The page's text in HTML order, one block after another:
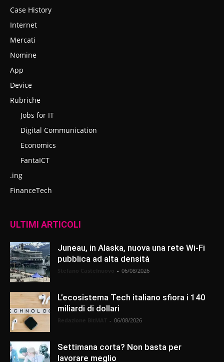
Case History
Internet
Mercati
Nomine
App
Device
Rubriche
Jobs for IT
Digital Communication
Economics
FantaICT
.ing
FinanceTech
ULTIMI ARTICOLI
Juneau, in Alaska, nuova una rete Wi-Fi
pubblica ad alta densità
- 06/08/2026
L’ecosistema Tech italiano sfiora i 140
miliardi di dollari
- 06/08/2026
Settimana corta? Non basta per
lavorare meglio